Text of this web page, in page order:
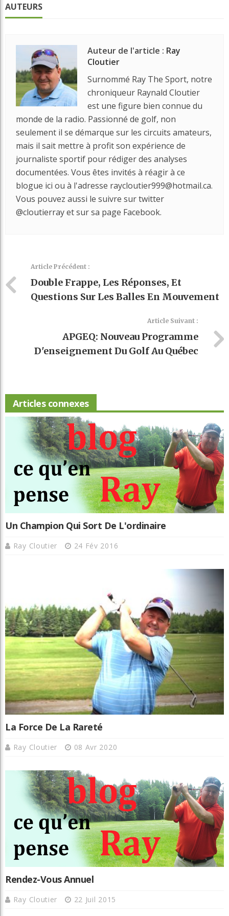
AUTEURS
Auteur de l'article : Ray
Cloutier
Surnommé Ray The Sport, notre
chroniqueur Raynald Cloutier
est une figure bien connue du
monde de la radio. Passionné de golf, non
seulement il se démarque sur les circuits amateurs,
mais il sait mettre à profit son expérience de
journaliste sportif pour rédiger des analyses
documentées. Vous êtes invités à réagir à ce
blogue ici ou à l'adresse raycloutier999@hotmail.ca.
Vous pouvez aussi le suivre sur twitter
@cloutierray et sur sa page Facebook.
Article Précédent :
Double Frappe, Les Réponses, Et
Questions Sur Les Balles En Mouvement
Article Suivant :
APGEQ: Nouveau Programme
D'enseignement Du Golf Au Québec
Articles connexes
Un Champion Qui Sort De L'ordinaire
Ray Cloutier 24 Fév 2016
La Force De La Rareté
Ray Cloutier 08 Avr 2020
Rendez-Vous Annuel
Ray Cloutier 22 Juil 2015